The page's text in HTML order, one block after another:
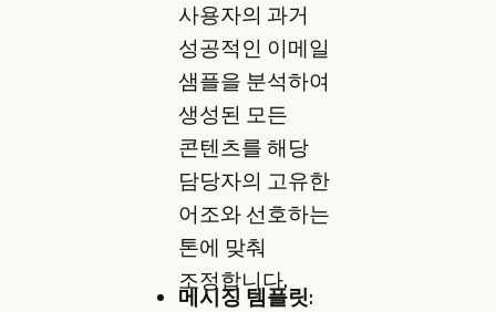
사용자의 과거
성공적인 이메일
샘플을 분석하여
생성된 모든
콘텐츠를 해당
담당자의 고유한
어조와 선호하는
톤에 맞춰
조정합니다.
메시징 템플릿: